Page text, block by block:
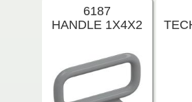
6187
HANDLE 1X4X2